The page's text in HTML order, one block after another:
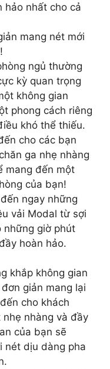
hảo nhất cho cả
mang nét mới
ngủ thường
kỳ quan trọng
không gian
phong cách riêng
khó thể thiếu.
cho các bạn
ga nhẹ nhàng
mang đến một
của bạn!
ngay những
vải Modal từ sợi
những giờ phút
hoàn hảo.
khắp không gian
giản mang lại
cho khách
nhàng và đầy
của bạn sẽ
nét dịu dàng pha